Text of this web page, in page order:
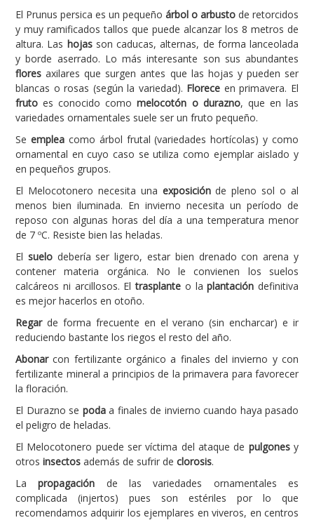
Cactus y Suculentas
El Prunus persica es un pequeño árbol o arbusto de retorcidos
y muy ramificados tallos que puede alcanzar los 8 metros de
altura. Las hojasson caducas, alternas, de forma lanceolada
y borde aserrado. Lo más interesante son sus abundantes
flores axilares que surgen antes que las hojas y pueden ser
blancas o rosas (según la variedad). Florece en primavera. El
fruto es conocido comomelocotón o durazno, que en las
variedades ornamentales suele ser un fruto pequeño.
Se empleacomo árbol frutal (variedades hortícolas) y como
ornamental en cuyo caso se utiliza como ejemplar aislado y
en pequeños grupos.
El Melocotonero necesita una exposiciónde pleno sol o al
menos bien iluminada. En invierno necesita un período de
reposo con algunas horas del día a una temperatura menor
de 7 ºC. Resiste bien las heladas.
El suelodebería ser ligero, estar bien drenado con arena y
contener materia orgánica. No le convienen los suelos
calcáreos ni arcillosos. Eltrasplante o laplantación definitiva
es mejor hacerlos en otoño.
Regarde forma frecuente en el verano (sin encharcar) e ir
reduciendo bastante los riegos el resto del año.
Abonarcon fertilizante orgánico a finales del invierno y con
fertilizante mineral a principios de la primavera para favorecer
la floración.
El Durazno se podaa finales de invierno cuando haya pasado
el peligro de heladas.
El Melocotonero puede ser víctima del ataque de pulgonesy
otros insectos además de sufrir de clorosis.
Lapropagación de las variedades ornamentales es
complicada (injertos) pues son estériles por lo que
recomendamos adquirir los ejemplares en viveros, en centros